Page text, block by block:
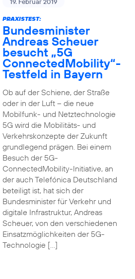
PRAXISTEST:
Bundesminister
Andreas Scheuer
besucht „5G
ConnectedMobility“-
Testfeld in Bayern
Ob auf der Schiene, der Straße
oder in der Luft – die neue
Mobilfunk- und Netztechnologie
5G wird die Mobilitäts- und
Verkehrskonzepte der Zukunft
grundlegend prägen. Bei einem
Besuch der 5G-
ConnectedMobility-Initiative, an
der auch Telefónica Deutschland
beteiligt ist, hat sich der
Bundesminister für Verkehr und
digitale Infrastruktur, Andreas
Scheuer, von den verschiedenen
Einsatzmöglichkeiten der 5G-
Technologie […]